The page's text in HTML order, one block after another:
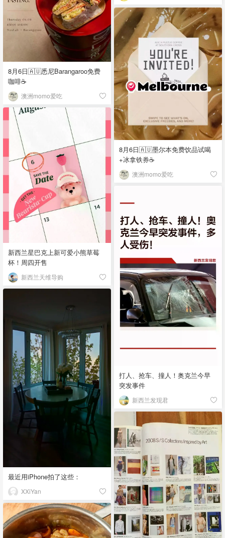
8月6日🇦🇺悉尼Barangaroo免费
咖啡☕
澳洲momo爱吃
8月6日🇦🇺墨尔本免费饮品试喝
+冰拿铁券☕
澳洲momo爱吃
新西兰星巴克上新可爱小熊草莓
杯！周四开售
新西兰天维导购
打人、抢车、撞人！奥克兰今早
突发事件
新西兰发现君
最近用iPhone拍了这些：
XXiYan